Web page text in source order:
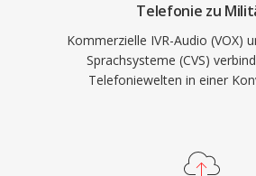
Telefonie zu
Kommerzielle IVR-Audio (VOX)
Sprachsysteme (CVS)
Telefoniewelten in einer